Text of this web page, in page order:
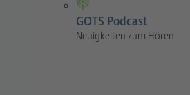
GOTS Podcast
Neuigkeiten zum Hören